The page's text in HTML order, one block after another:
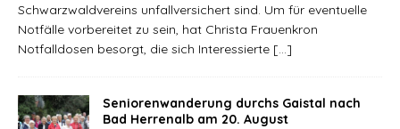
Schwarzwaldvereins unfallversichert sind. Um für eventuelle
Notfälle vorbereitet zu sein, hat Christa Frauenkron
Notfalldosen besorgt, die sich Interessierte […]
Seniorenwanderung durchs Gaistal nach
Bad Herrenalb am 20. August